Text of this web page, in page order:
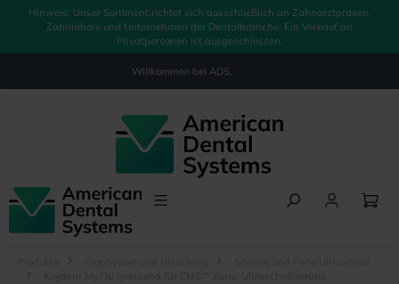
springen
Hinweis: Unser Sortiment richtet sich ausschließlich an Zahnarztpraxen,
Zahnlabore und Unternehmen der Dentalbranche. Ein Verkauf an
Privatpersonen ist ausgeschlossen.
Willkommen bei ADS.